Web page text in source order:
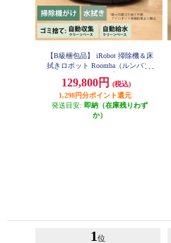
【B級梱包品】 iRobot 掃除機＆床
拭きロボット Roomba（ルンバ）c
は最大2倍】 c975860
129,800円
(税込)
1,298円分ポイント還元
発送目安: 即納（在庫残りわず
か）
1 位